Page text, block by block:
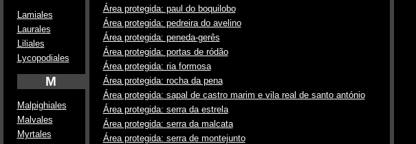
Lamiales
Laurales
Liliales
Lycopodiales
M
Malpighiales
Malvales
Myrtales
Área protegida: paul do boquilobo
Área protegida: pedreira do avelino
Área protegida: peneda-gerês
Área protegida: portas de ródão
Área protegida: ria formosa
Área protegida: rocha da pena
Área protegida: sapal de castro marim e vila real de santo antónio
Área protegida: serra da estrela
Área protegida: serra da malcata
Área protegida: serra de montejunto